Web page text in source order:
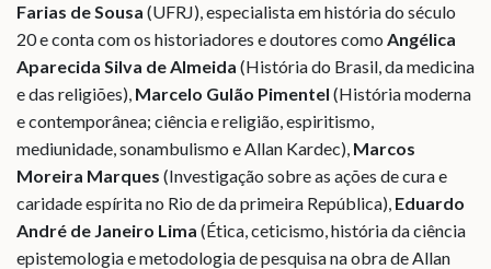
Farias de Sousa (UFRJ), especialista em história do século
20 e conta com os historiadores e doutores como Angélica
Aparecida Silva de Almeida (História do Brasil, da medicina
e das religiões), Marcelo Gulão Pimentel (História moderna
e contemporânea; ciência e religião, espiritismo,
mediunidade, sonambulismo e Allan Kardec), Marcos
Moreira Marques (Investigação sobre as ações de cura e
caridade espírita no Rio de da primeira República), Eduardo
André de Janeiro Lima (Ética, ceticismo, história da ciência
epistemologia e metodologia de pesquisa na obra de Allan